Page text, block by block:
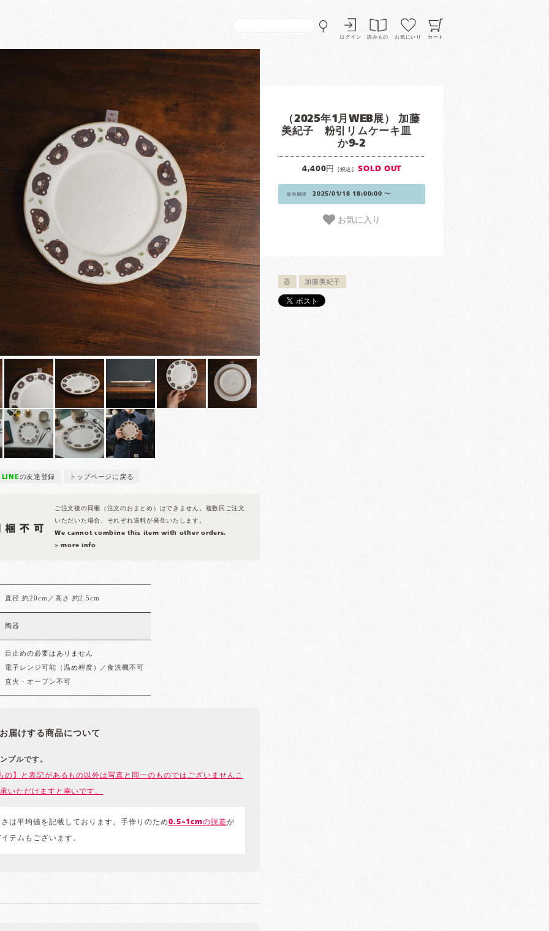
ログイン 読みもの お気にいり カート
LINEの友達登録 トップページに戻る
ご注文後の同梱（注文のおまとめ）はできません。複数回ご注文
いただいた場合、それぞれ送料が発生いたします。
We cannot combine this item with other orders.
> more info
（2025年1月WEB展） 加藤
美紀子 粉引リムケーキ皿
か9-2
4,400円 [税込] SOLD OUT
販売期間 2025/01/18 18:00:00 〜
お気に入り
器 加藤美紀子
直径 約20cm／高さ 約2.5cm
陶器
目止めの必要はありません
電子レンジ可能（温め程度）／食洗機不可
直火・オーブン不可
届けする商品について
プルです。
】と表記があるもの以外は写真と同一のものではございませんこ
いただけますと幸いです。
は平均値を記載しております。手作りのため0.5~1cmの誤差が
テムもございます。